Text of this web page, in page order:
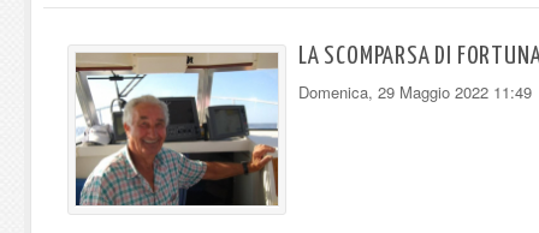
LA SCOMPARSA DI
Domenica, 29 Maggio 2022 11:49